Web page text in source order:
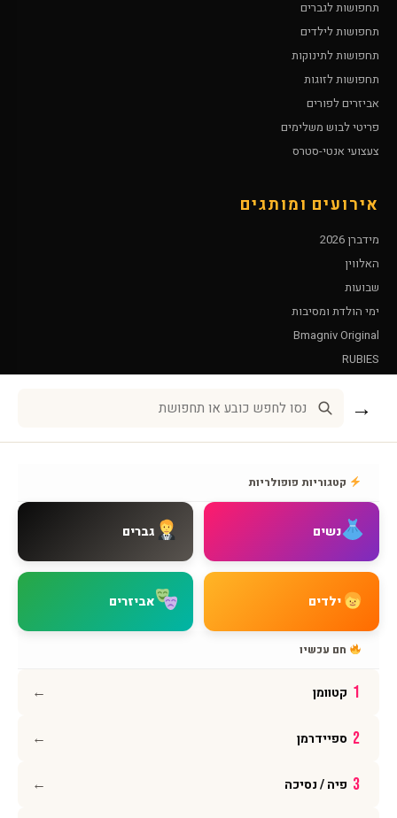
תחפושות לגברים
תחפושות לילדים
תחפושות לתינוקות
תחפושות לזוגות
אביזרים לפורים
פריטי לבוש משלימים
צעצועי אנטי-סטרס
אירועים ומותגים
מידברן 2026
האלווין
שבועות
ימי הולדת ומסיבות
Bmagniv Original
RUBIES
צור קשר
שאלות נפוצות
מדיניות משלוחים
מדיניות החזרות
מדיניות פרטיות
פייסבוק
→
קטגוריות פופולריות
נשים גברים
ילדים אביזרים
חם עכשיו
1 קטוומן ←
2 ספיידרמן ←
3 פיה / נסיכה ←